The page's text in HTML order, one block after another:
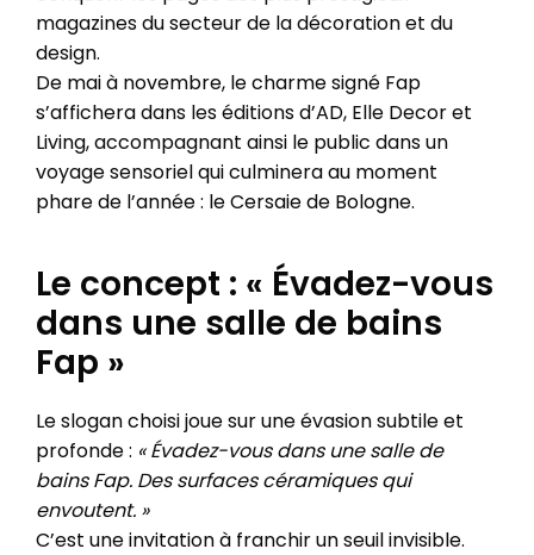
magazines du secteur de la décoration et du
design.
De mai à novembre, le charme signé Fap
s’affichera dans les éditions d’AD, Elle Decor et
Living, accompagnant ainsi le public dans un
voyage sensoriel qui culminera au moment
phare de l’année : le Cersaie de Bologne.
Le concept : « Évadez-vous
dans une salle de bains
Fap »
Le slogan choisi joue sur une évasion subtile et
profonde : « Évadez-vous dans une salle de
bains Fap. Des surfaces céramiques qui
envoutent. »
C’est une invitation à franchir un seuil invisible.